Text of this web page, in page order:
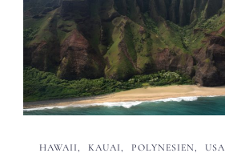
HAWAII KAUAI POLYNESIEN USA